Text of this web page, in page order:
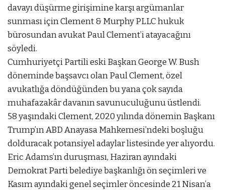
davayı düşürme girişimine karşı argümanlar
sunması için Clement & Murphy PLLC hukuk
bürosundan avukat Paul Clement’i atayacağını
söyledi.
Cumhuriyetçi Partili eski Başkan George W. Bush
döneminde başsavcı olan Paul Clement, özel
avukatlığa döndüğünden bu yana çok sayıda
muhafazakâr davanın savunuculuğunu üstlendi.
58 yaşındaki Clement, 2020 yılında dönemin Başkanı
Trump’ın ABD Anayasa Mahkemesi’ndeki boşluğu
dolduracak potansiyel adaylar listesinde yer alıyordu.
Eric Adams’ın duruşması, Haziran ayındaki
Demokrat Parti belediye başkanlığı ön seçimleri ve
Kasım ayındaki genel seçimler öncesinde 21 Nisan’a